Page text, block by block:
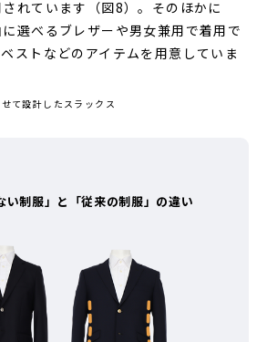
れています（図8）。そのほかに
選べるブレザーや男女兼用で着用で
ストなどのアイテムを用意していま
て設計したスラックス
い制服」と「従来の制服」の違い